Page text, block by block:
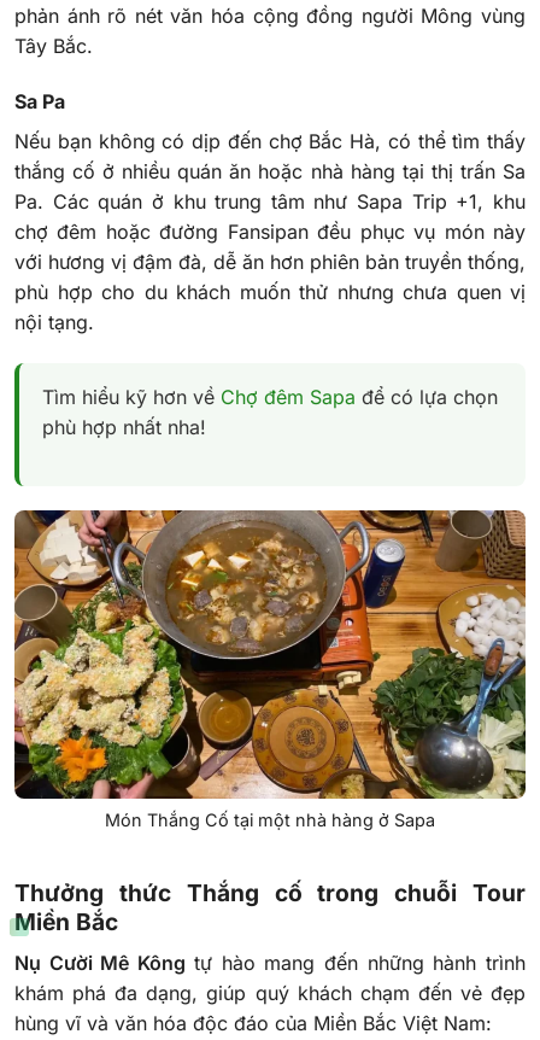
phản ánh rõ nét văn hóa cộng đồng người Mông vùng
Tây Bắc.
Sa Pa
Nếu bạn không có dịp đến chợ Bắc Hà, có thể tìm thấy
thắng cố ở nhiều quán ăn hoặc nhà hàng tại thị trấn Sa
Pa. Các quán ở khu trung tâm như Sapa Trip +1, khu
chợ đêm hoặc đường Fansipan đều phục vụ món này
với hương vị đậm đà, dễ ăn hơn phiên bản truyền thống,
phù hợp cho du khách muốn thử nhưng chưa quen vị
nội tạng.
Tìm hiểu kỹ hơn về Chợ đêm Sapa để có lựa chọn
phù hợp nhất nha!
Món Thắng Cố tại một nhà hàng ở Sapa
Thưởng thức Thắng cố trong chuỗi Tour
Miền Bắc
Nụ Cười Mê Kông tự hào mang đến những hành trình
khám phá đa dạng, giúp quý khách chạm đến vẻ đẹp
hùng vĩ và văn hóa độc đáo của Miền Bắc Việt Nam: